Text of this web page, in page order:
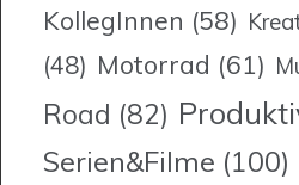
KollegInnen (58)
(48) Motorrad (61)
Road (82)
Serien&Filme (100)